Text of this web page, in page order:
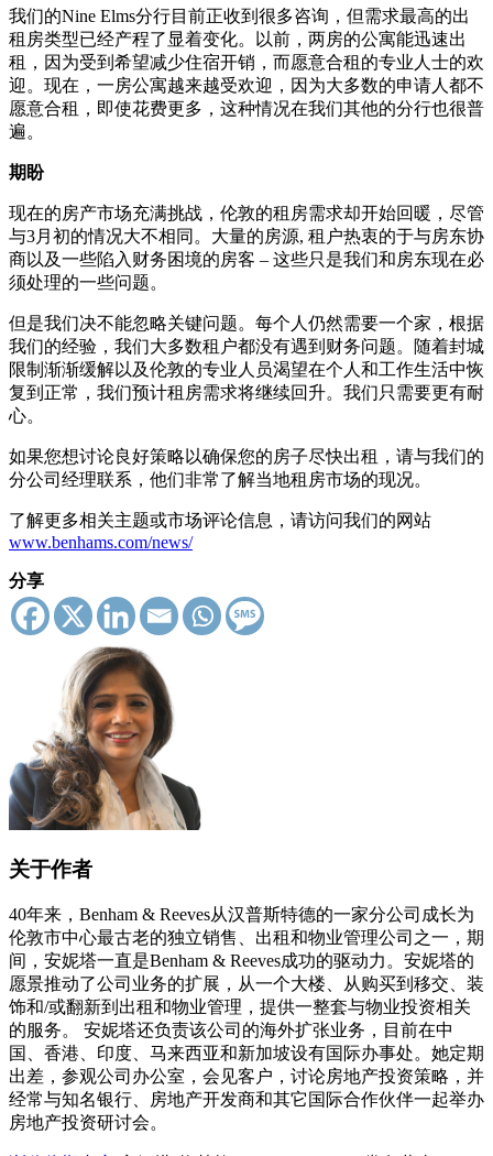
我们的Nine Elms分行目前正收到很多咨询，但需求最高的出
租房类型已经产程了显着变化。以前，两房的公寓能迅速出
租，因为受到希望减少住宿开销，而愿意合租的专业人士的欢
迎。现在，一房公寓越来越受欢迎，因为大多数的申请人都不
愿意合租，即使花费更多，这种情况在我们其他的分行也很普
遍。
期盼
现在的房产市场充满挑战，伦敦的租房需求却开始回暖，尽管
与3月初的情况大不相同。大量的房源, 租户热衷的于与房东协
商以及一些陷入财务困境的房客 – 这些只是我们和房东现在必
须处理的一些问题。
但是我们决不能忽略关键问题。每个人仍然需要一个家，根据
我们的经验，我们大多数租户都没有遇到财务问题。随着封城
限制渐渐缓解以及伦敦的专业人员渴望在个人和工作生活中恢
复到正常，我们预计租房需求将继续回升。我们只需要更有耐
心。
如果您想讨论良好策略以确保您的房子尽快出租，请与我们的
分公司经理联系，他们非常了解当地租房市场的现况。
了解更多相关主题或市场评论信息，请访问我们的网站
www.benhams.com/news/
分享
关于作者
40年来，Benham & Reeves从汉普斯特德的一家分公司成长为
伦敦市中心最古老的独立销售、出租和物业管理公司之一，期
间，安妮塔一直是Benham & Reeves成功的驱动力。安妮塔的
愿景推动了公司业务的扩展，从一个大楼、从购买到移交、装
饰和/或翻新到出租和物业管理，提供一整套与物业投资相关
的服务。 安妮塔还负责该公司的海外扩张业务，目前在中
国、香港、印度、马来西亚和新加坡设有国际办事处。她定期
出差，参观公司办公室，会见客户，讨论房地产投资策略，并
经常与知名银行、房地产开发商和其它国际合作伙伴一起举办
房地产投资研讨会。